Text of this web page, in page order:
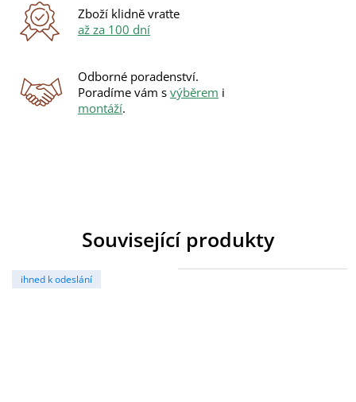
Zboží klidně vraťte
až za 100 dní
Odborné poradenství.
Poradíme vám s výběrem i
montáží.
Související produkty
ihned k odeslání